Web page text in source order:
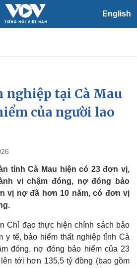
English
Xã hội
Tin 24h
Dự báo thời tiết
nghiệp tại Cà Mau
của người lao
tỉnh Cà Mau hiện có 23 đơn vị,
vi chậm đóng, nợ đóng bảo
vị nợ đã hơn 10 năm, có đơn vị
Chỉ đạo thực hiện chính sách bảo
y tế, bảo hiểm thất nghiệp tỉnh Cà
đóng, nợ đóng bảo hiểm của 23
tới hơn 135,5 tỷ đồng (bao gồm